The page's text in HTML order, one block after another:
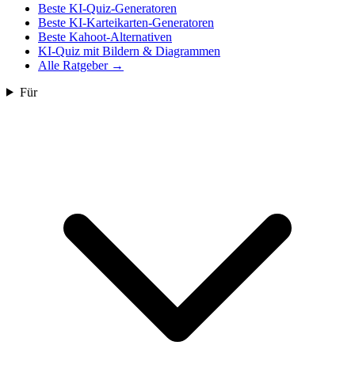
Beste KI-Quiz-Generatoren
Beste KI-Karteikarten-Generatoren
Beste Kahoot-Alternativen
KI-Quiz mit Bildern & Diagrammen
Alle Ratgeber→
Für